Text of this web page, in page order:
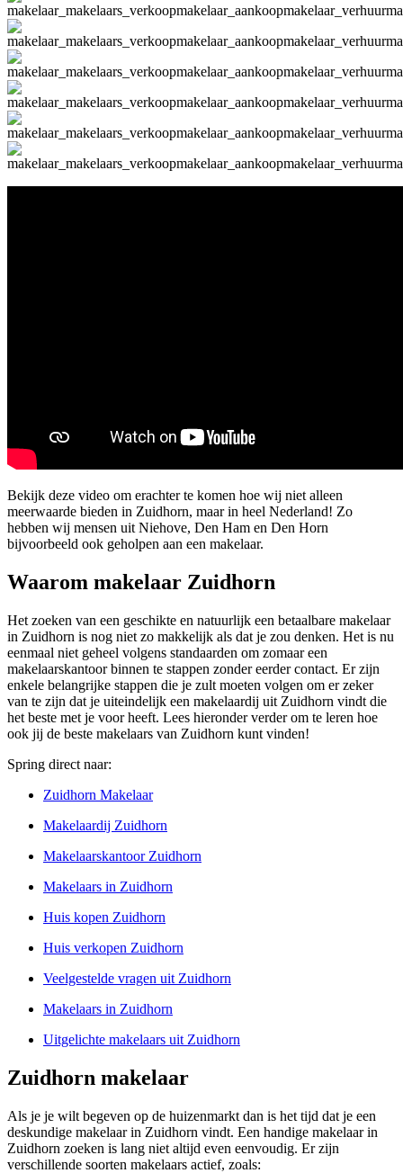
Bekijk deze video om erachter te komen hoe wij niet alleen
meerwaarde bieden in Zuidhorn, maar in heel Nederland! Zo
hebben wij mensen uit Niehove, Den Ham en Den Horn
bijvoorbeeld ook geholpen aan een makelaar.
Waarom makelaar Zuidhorn
Het zoeken van een geschikte en natuurlijk een betaalbare makelaar
in Zuidhorn is nog niet zo makkelijk als dat je zou denken. Het is nu
eenmaal niet geheel volgens standaarden om zomaar een
makelaarskantoor binnen te stappen zonder eerder contact. Er zijn
enkele belangrijke stappen die je zult moeten volgen om er zeker
van te zijn dat je uiteindelijk een makelaardij uit Zuidhorn vindt die
het beste met je voor heeft. Lees hieronder verder om te leren hoe
ook jij de beste makelaars van Zuidhorn kunt vinden!
Spring direct naar:
Zuidhorn Makelaar
Makelaardij Zuidhorn
Makelaarskantoor Zuidhorn
Makelaars in Zuidhorn
Huis kopen Zuidhorn
Huis verkopen Zuidhorn
Veelgestelde vragen uit Zuidhorn
Makelaars in Zuidhorn
Uitgelichte makelaars uit Zuidhorn
Zuidhorn makelaar
Als je je wilt begeven op de huizenmarkt dan is het tijd dat je een
deskundige makelaar in Zuidhorn vindt. Een handige makelaar in
Zuidhorn zoeken is lang niet altijd even eenvoudig. Er zijn
verschillende soorten makelaars actief, zoals: